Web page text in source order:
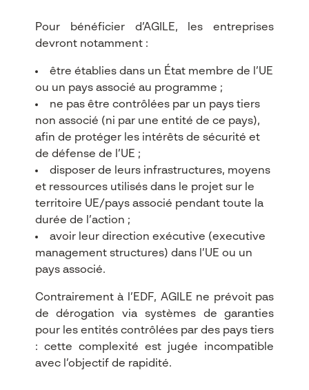
Pour bénéficier d’AGILE, les entreprises
devront notamment :​
être établies dans un État membre de l’UE
ou un pays associé au programme ;
ne pas être contrôlées par un pays tiers
non associé (ni par une entité de ce pays),
afin de protéger les intérêts de sécurité et
de défense de l’UE ;
disposer de leurs infrastructures, moyens
et ressources utilisés dans le projet sur le
territoire UE/pays associé pendant toute la
durée de l’action ;
avoir leur direction exécutive (executive
management structures) dans l’UE ou un
pays associé.​
Contrairement à l’EDF, AGILE ne prévoit pas
de dérogation via systèmes de garanties
pour les entités contrôlées par des pays tiers
: cette complexité est jugée incompatible
avec l’objectif de rapidité.​